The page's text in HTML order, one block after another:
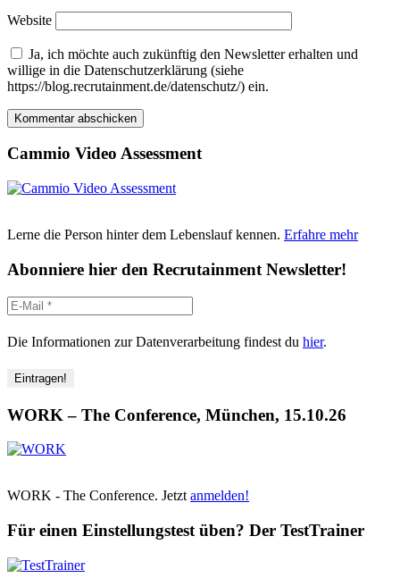
Website
Ja, ich möchte auch zukünftig den Newsletter erhalten und
willige in die Datenschutzerklärung (siehe
https://blog.recrutainment.de/datenschutz/) ein.
Cammio Video Assessment
Lerne die Person hinter dem Lebenslauf kennen. Erfahre mehr
Abonniere hier den Recrutainment Newsletter!
Die Informationen zur Datenverarbeitung findest du hier.
WORK – The Conference, München, 15.10.26
WORK - The Conference. Jetzt anmelden!
Für einen Einstellungstest üben? Der TestTrainer